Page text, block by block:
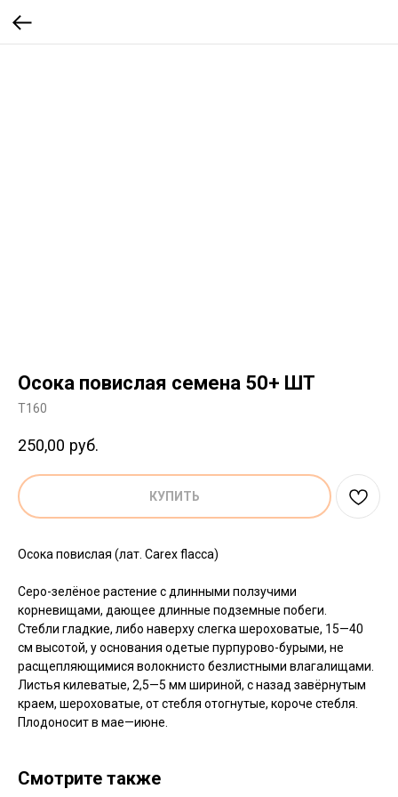
Осока повислая семена 50+ ШТ
T160
250,00 руб.
КУПИТЬ
Осока повислая (лат. Carex flacca)
Серо-зелёное растение с длинными ползучими
корневищами, дающее длинные подземные побеги.
Стебли гладкие, либо наверху слегка шероховатые, 15—40
см высотой, у основания одетые пурпурово-бурыми, не
расщепляющимися волокнисто безлистными влагалищами.
Листья килеватые, 2,5—5 мм шириной, с назад завёрнутым
краем, шероховатые, от стебля отогнутые, короче стебля.
Плодоносит в мае—июне.
Смотрите также